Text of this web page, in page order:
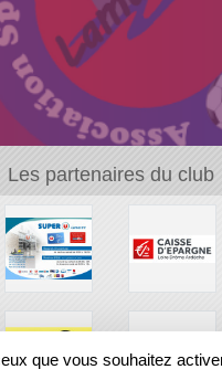
Les partenaires du club
que vous souhaitez